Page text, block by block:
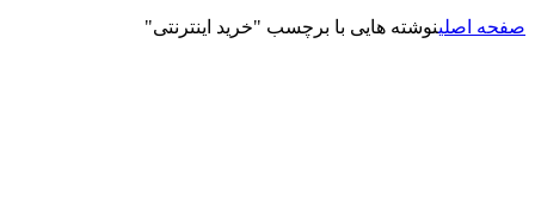
صفحه اصلینوشته هایی با برچسب "خرید اینترنتی"